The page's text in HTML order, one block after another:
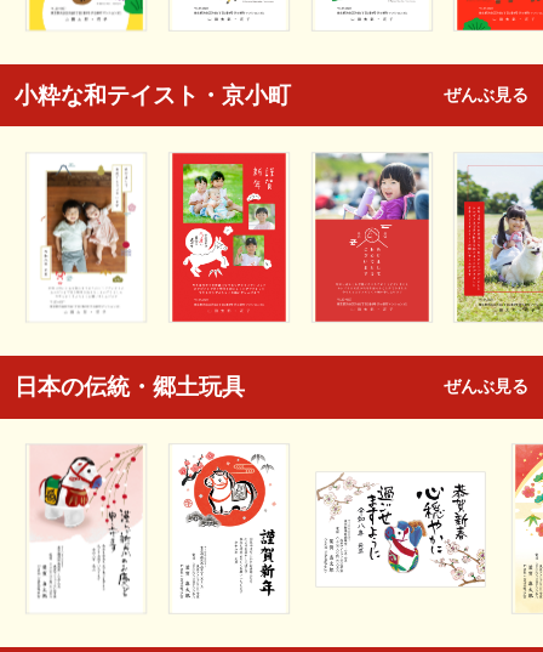
小粋な和テイスト・京小町 ぜんぶ見る
日本の伝統・郷土玩具 ぜんぶ見る